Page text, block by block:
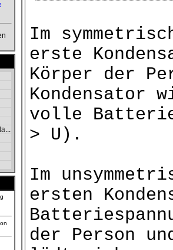
...
Im
erste
Körper der
Kondensator
volle
> U).
Im
ersten
der Person